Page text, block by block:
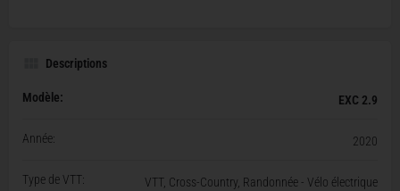
Descriptions
Modèle: EXC 2.9
Année: 2020
Type de VTT: VTT, Cross-Country, Randonnée - Vélo électrique